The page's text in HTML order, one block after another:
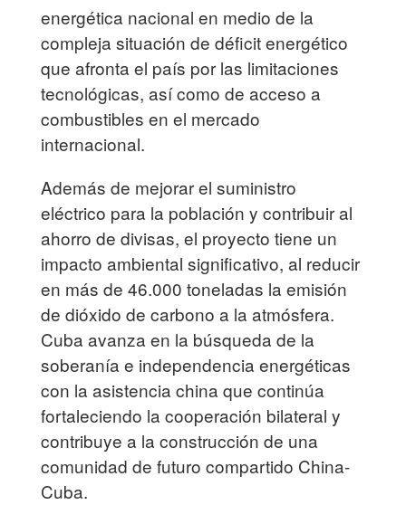
energética nacional en medio de la
compleja situación de déficit energético
que afronta el país por las limitaciones
tecnológicas, así como de acceso a
combustibles en el mercado
internacional.
Además de mejorar el suministro
eléctrico para la población y contribuir al
ahorro de divisas, el proyecto tiene un
impacto ambiental significativo, al reducir
en más de 46.000 toneladas la emisión
de dióxido de carbono a la atmósfera.
Cuba avanza en la búsqueda de la
soberanía e independencia energéticas
con la asistencia china que continúa
fortaleciendo la cooperación bilateral y
contribuye a la construcción de una
comunidad de futuro compartido China-
Cuba.